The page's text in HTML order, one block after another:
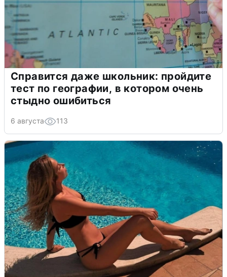
Справится даже школьник: пройдите
тест по географии, в котором очень
стыдно ошибиться
6 августа 113